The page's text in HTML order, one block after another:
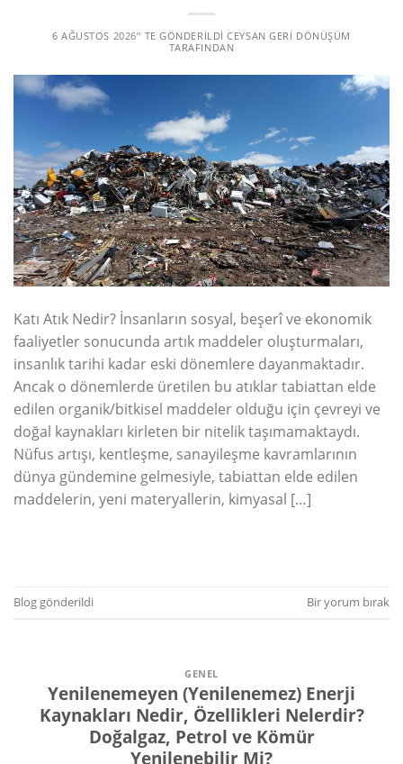
6 AĞUSTOS 2026’' TE GÖNDERILDI CEYSAN GERI DÖNÜŞÜM
TARAFINDAN
Katı Atık Nedir? İnsanların sosyal, beşerî ve ekonomik
faaliyetler sonucunda artık maddeler oluşturmaları,
insanlık tarihi kadar eski dönemlere dayanmaktadır.
Ancak o dönemlerde üretilen bu atıklar tabiattan elde
edilen organik/bitkisel maddeler olduğu için çevreyi ve
doğal kaynakları kirleten bir nitelik taşımamaktaydı.
Nüfus artışı, kentleşme, sanayileşme kavramlarının
dünya gündemine gelmesiyle, tabiattan elde edilen
maddelerin, yeni materyallerin, kimyasal […]
Blog gönderildi Bir yorum bırak
GENEL
Yenilenemeyen (Yenilenemez) Enerji
Kaynakları Nedir, Özellikleri Nelerdir?
Doğalgaz, Petrol ve Kömür
Yenilenebilir Mi?